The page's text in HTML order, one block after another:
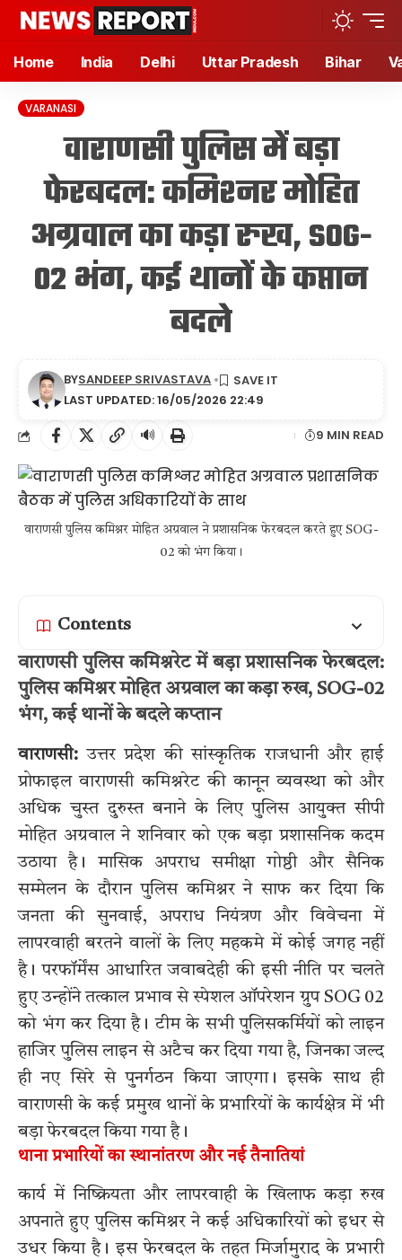
Home India Delhi Uttar Pradesh Bihar
VARANASI
वाराणसी पुलिस में बड़ा
फेरबदल: कमिश्नर मोहित
अग्रवाल का कड़ा रुख, SOG-
02 भंग, कई थानों के कप्तान
बदले
LAST UPDATED: 16/05/2026 22:49
BYSANDEEP SRIVASTAVA
🔊 9 MIN READ
वाराणसी पुलिस कमिश्नर मोहित अग्रवाल ने प्रशासनिक फेरबदल करते हुए SOG-
02 को भंग किया।
Contents
वाराणसी पुलिस कमिश्नरेट में बड़ा प्रशासनिक फेरबदल:
पुलिस कमिश्नर मोहित अग्रवाल का कड़ा रुख, SOG-02
भंग, कई थानों के बदले कप्तान
वाराणसी: उत्तर प्रदेश की सांस्कृतिक राजधानी और हाई
प्रोफाइल वाराणसी कमिश्नरेट की कानून व्यवस्था को और
अधिक चुस्त दुरुस्त बनाने के लिए पुलिस आयुक्त सीपी
मोहित अग्रवाल ने शनिवार को एक बड़ा प्रशासनिक कदम
उठाया है। मासिक अपराध समीक्षा गोष्ठी और सैनिक
सम्मेलन के दौरान पुलिस कमिश्नर ने साफ कर दिया कि
जनता की सुनवाई, अपराध नियंत्रण और विवेचना में
लापरवाही बरतने वालों के लिए महकमे में कोई जगह नहीं
है। परफॉर्मेंस आधारित जवाबदेही की इसी नीति पर चलते
हुए उन्होंने तत्काल प्रभाव से स्पेशल ऑपरेशन ग्रुप SOG 02
को भंग कर दिया है। टीम के सभी पुलिसकर्मियों को लाइन
हाजिर पुलिस लाइन से अटैच कर दिया गया है, जिनका जल्द
ही नए सिरे से पुनर्गठन किया जाएगा। इसके साथ ही
वाराणसी के कई प्रमुख थानों के प्रभारियों के कार्यक्षेत्र में भी
बड़ा फेरबदल किया गया है।
थाना प्रभारियों का स्थानांतरण और नई तैनातियां
कार्य में निष्क्रियता और लापरवाही के खिलाफ कड़ा रुख
अपनाते हुए पुलिस कमिश्नर ने कई अधिकारियों को इधर से
उधर किया है। इस फेरबदल के तहत मिर्जामुराद के प्रभारी